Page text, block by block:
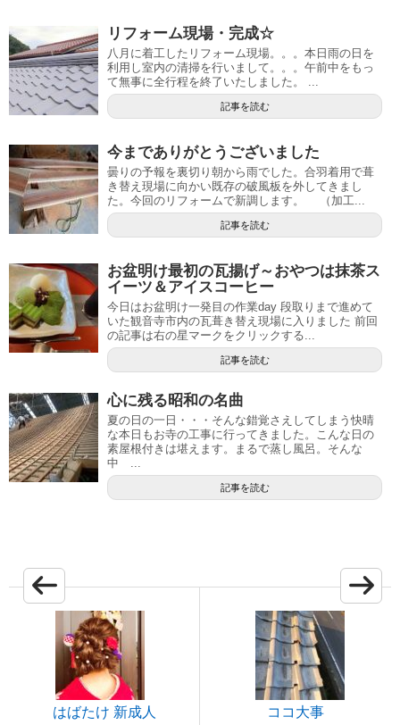
リフォーム現場・完成☆
八月に着工したリフォーム現場。。。本日雨の日を
利用し室内の清掃を行いまして。。。午前中をもっ
て無事に全行程を終了いたしました。 ...
記事を読む
今までありがとうございました
曇りの予報を裏切り朝から雨でした。合羽着用で葺
き替え現場に向かい既存の破風板を外してきまし
た。今回のリフォームで新調します。 （加工...
記事を読む
お盆明け最初の瓦揚げ～おやつは抹茶ス
イーツ＆アイスコーヒー
今日はお盆明け一発目の作業day 段取りまで進めて
いた観音寺市内の瓦葺き替え現場に入りました 前回
の記事は右の星マークをクリックする...
記事を読む
心に残る昭和の名曲
夏の日の一日・・・そんな錯覚さえしてしまう快晴
な本日もお寺の工事に行ってきました。こんな日の
素屋根付きは堪えます。まるで蒸し風呂。そんな
中 ...
記事を読む
はばたけ 新成人 ココ大事